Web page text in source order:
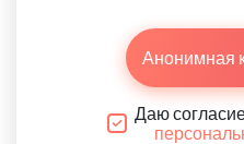
Анонимная
Даю